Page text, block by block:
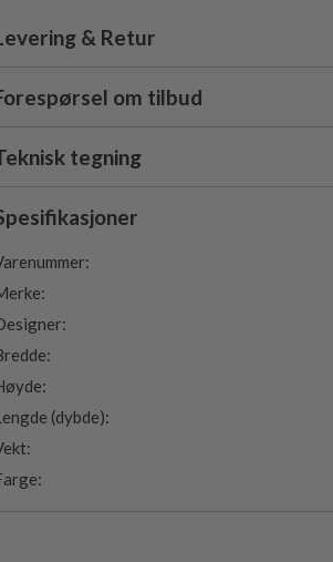
& Retur
om tilbud
tegning
(dybde):